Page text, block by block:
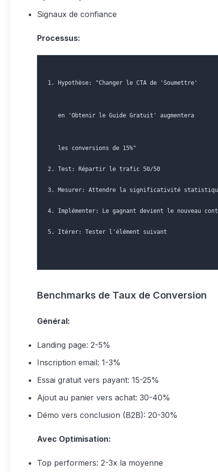
Signaux de confiance
Processus:
1. Hypothèse: "Changer le CTA de 'Soumettre'
   en 'Obtenir le Guide Gratuit' augmentera
   les conversions de 15%"
2. Test: Répartir le trafic 50/50
3. Mesurer: Attendre la significativité
4. Implémenter: Le gagnant devient le nouveau
5. Itérer: Tester l'élément suivant
Benchmarks de Taux de Conversion
Général:
Landing page: 2-5%
Inscription email: 1-3%
Essai gratuit vers payant: 15-25%
Ajout au panier vers achat: 30-40%
Démo vers conclusion (B2B): 20-30%
Avec Optimisation:
Top performers: 2-3x la moyenne